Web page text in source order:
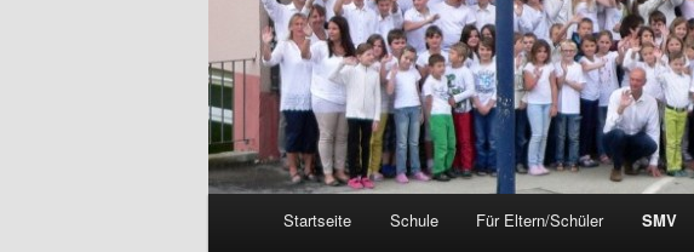
Zum
Startseite Schule Für Eltern/Schüler SMV